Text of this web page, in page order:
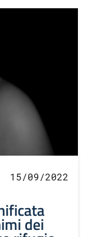
15/09/2022
dei